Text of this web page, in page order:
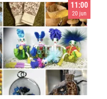
11:00
20 jun